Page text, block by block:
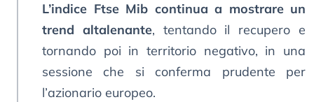
L’indice Ftse Mib continua a mostrare un
trend altalenante, tentando il recupero e
tornando poi in territorio negativo, in una
sessione che si conferma prudente per
l’azionario europeo.